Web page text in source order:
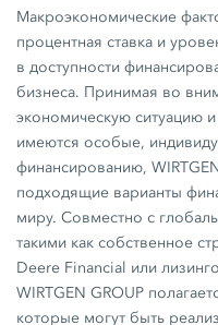
Макроэкономические
процентная ставка и
в доступности
бизнеса. Принимая во
экономическую ситуацию и
имеются особые,
финансированию,
подходящие варианты
миру. Совместно с
такими как собственное
Deere Financial или
WIRTGEN GROUP
которые могут быть